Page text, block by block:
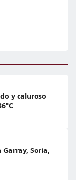
y caluroso
Soria,